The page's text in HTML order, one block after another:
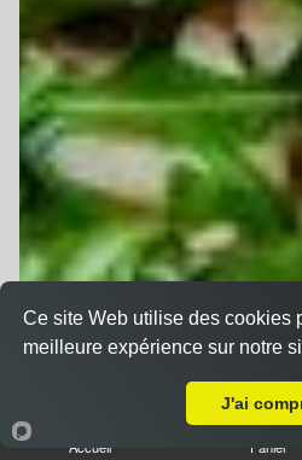
Accueil Panier
Ce site Web utilise des cookies
meilleure expérience sur notre
J'ai